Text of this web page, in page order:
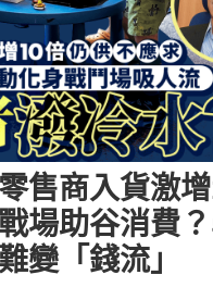
售商入貨激
場助谷消費
變「錢流」